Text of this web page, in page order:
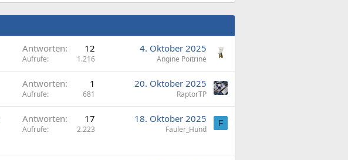
Antworten 12
Aufrufe 1.216
4. Oktober 2025
Angine Poitrine
Antworten 1
Aufrufe 681
20. Oktober 2025
RaptorTP
Antworten 17
Aufrufe 2.223
18. Oktober 2025
Fauler_Hund
F